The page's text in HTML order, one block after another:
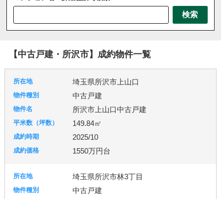
三郷市
八潮市
北本市 吉川市 和光市
宮代町
杉戸町
東松山市 松伏町 桶川市
蕨市
上里町 伊奈町
日高市
鶴ヶ島市 加須市
羽生市
幸手市 北葛飾郡 富士見市
台東区 東京都北区 足立区
千葉市 流山市
検索
【中古戸建・所沢市】成約物件一覧
埼玉県所沢市上山口
中古戸建
所沢市上山口中古戸建
149.84㎡
2025/10
1550万円台
埼玉県所沢市林3丁目
中古戸建